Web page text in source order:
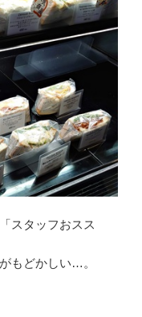
スタッフおスス
もどかしい…。